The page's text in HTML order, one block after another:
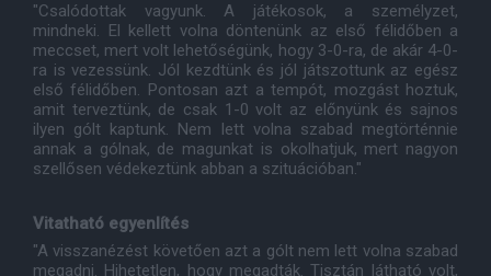
"Csalódottak vagyunk. A játékosok, a személyzet,
mindneki. El kellett volna döntenünk az első félidőben a
meccset, mert volt lehetőségünk, hogy 3-0-ra, de akár 4-0-
ra is vezessünk. Jól kezdtünk és jól játszottunk az egész
első félidőben. Pontosan azt a tempót, mozgást hoztuk,
amit terveztünk, de csak 1-0 volt az előnyünk és sajnos
ilyen gólt kaptunk. Nem lett volna szabad megtörténnie
annak a gólnak, de magunkat is okolhatjuk, mert nagyon
szellősen védekeztünk abban a szituációban."
Vitatható egyenlítés
"A visszanézést követően azt a gólt nem lett volna szabad
megadni. Hihetetlen, hogy megadták. Tisztán látható volt,